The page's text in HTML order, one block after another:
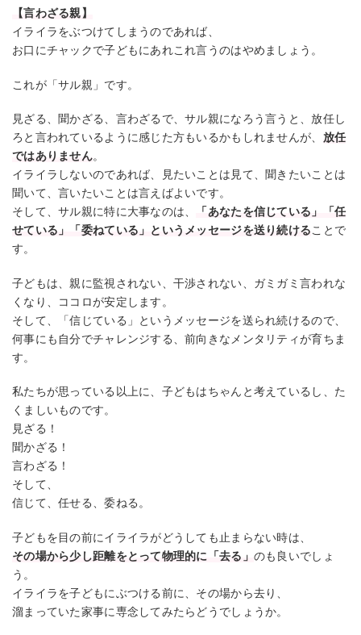
【言わざる親】
イライラをぶつけてしまうのであれば、
お口にチャックで子どもにあれこれ言うのはやめましょう。
これが「サル親」です。
見ざる、聞かざる、言わざるで、サル親になろう言うと、放任し
ろと言われているように感じた方もいるかもしれませんが、 放任
ではありません。
イライラしないのであれば、見たいことは見て、聞きたいことは
聞いて、言いたいことは言えばよいです。
そして、サル親に特に大事なのは、
「あなたを信じている」「任
せている」「委ねている」というメッセージを送り続けることで
す。
子どもは、親に監視されない、干渉されない、ガミガミ言われな
くなり、ココロが安定します。
そして、「信じている」というメッセージを送られ続けるので、
何事にも自分でチャレンジする、前向きなメンタリティが育ちま
す。
私たちが思っている以上に、子どもはちゃんと考えているし、た
くましいものです。
見ざる！
聞かざる！
言わざる！
そして、
信じて、任せる、委ねる。
子どもを目の前にイライラがどうしても止まらない時は、
その場から少し距離をとって物理的に「去る」 のも良いでしょ
う。
イライラを子どもにぶつける前に、その場から去り、
溜まっていた家事に専念してみたらどうでしょうか。